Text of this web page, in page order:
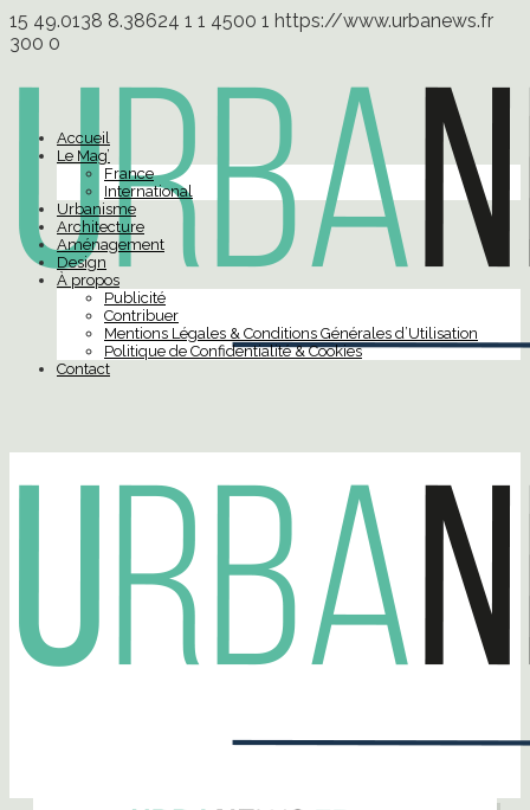
15 49.0138 8.38624 1 1 4500 1 https://www.urbanews.fr
300 0
Accueil
Le Mag’
France
International
Urbanisme
Architecture
Aménagement
Design
À propos
Publicité
Contribuer
Mentions Légales & Conditions Générales d’Utilisation
Politique de Confidentialité & Cookies
Contact